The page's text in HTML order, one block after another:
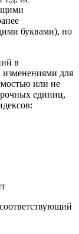
буквами), но
в
для
или не
единиц,